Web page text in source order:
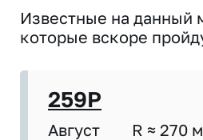
Известные на данный
которые вскоре
259P
Август R ≈ 270